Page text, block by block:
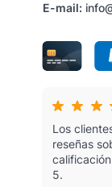
E-mail:
Los
reseñas
5.